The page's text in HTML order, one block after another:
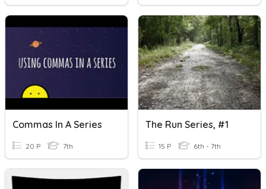
Commas In A Series
20 P 7th
The Run Series, #1
15 P 6th - 7th